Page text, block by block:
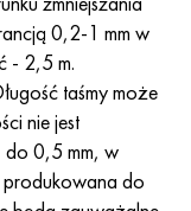
0,2-1 mm w
- 2,5 m.
taśmy może
nie jest
do 0,5 mm, w
produkowana do